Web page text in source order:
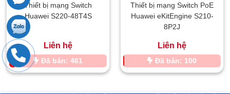
Thiết bị mạng Switch
Huawei S220-48T4S
Liên hệ
Đã bán: 461
Thiết bị mạng Switch PoE
Huawei eKitEngine S210-
8P2J
Liên hệ
Đã bán: 100